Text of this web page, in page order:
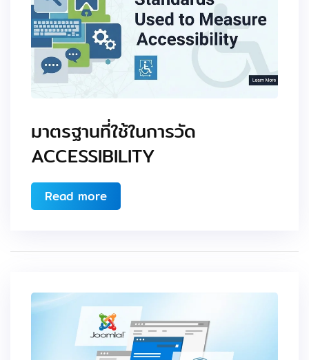
มาตรฐานที่ใช้ในการวัด
ACCESSIBILITY
Read more